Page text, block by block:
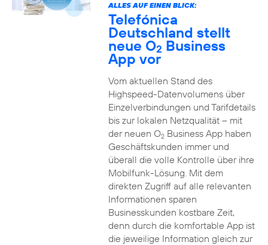
ALLES AUF EINEN BLICK:
Telefónica
Deutschland stellt
neue O2 Business
App vor
Vom aktuellen Stand des
Highspeed-Datenvolumens über
Einzelverbindungen und Tarifdetails
bis zur lokalen Netzqualität – mit
der neuen O2Business App haben
Geschäftskunden immer und
überall die volle Kontrolle über ihre
Mobilfunk-Lösung. Mit dem
direkten Zugriff auf alle relevanten
Informationen sparen
Businesskunden kostbare Zeit,
denn durch die komfortable App ist
die jeweilige Information gleich zur